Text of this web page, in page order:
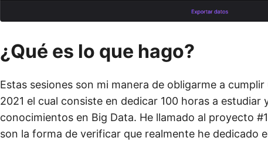
¿Qué es lo que hago?
Estas sesiones son mi manera de obligarme a
2021 el cual consiste en dedicar 100 horas a estudiar
conocimientos en Big Data. He llamado al proyecto
son la forma de verificar que realmente he dedicado